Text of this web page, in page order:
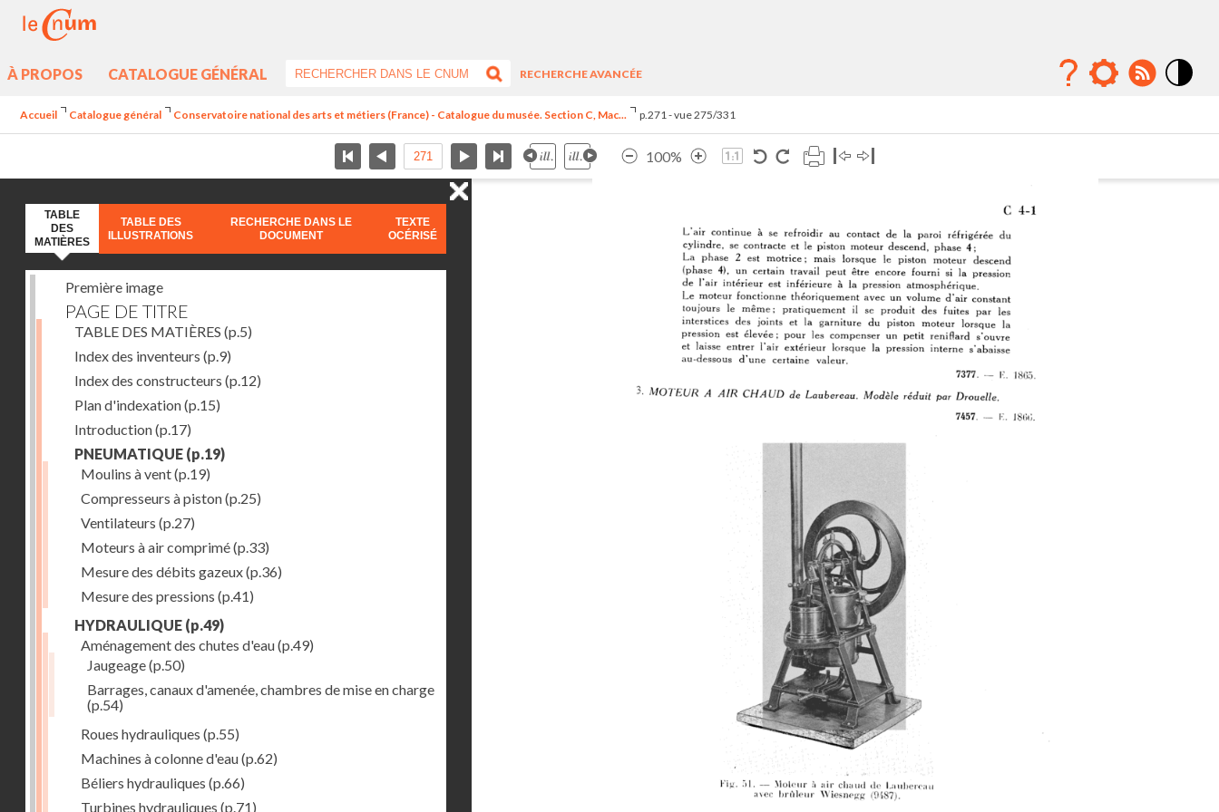
À PROPOS CATALOGUE GÉNÉRAL
RECHERCHE AVANCÉE
Accueil Catalogue général Conservatoire national des arts et métiers (France) - Catalogue du musée. Section C, Mac... p.271 - vue 275/331
100%
TABLE
DES
MATIÈRES
TABLE DES
ILLUSTRATIONS
RECHERCHE DANS LE
DOCUMENT
TEXTE
OCÉRISÉ
Première image
PAGE DE TITRE
TABLE DES MATIÈRES (p.5)
Index des inventeurs (p.9)
Index des constructeurs (p.12)
Plan d'indexation(p.15)
Introduction(p.17)
PNEUMATIQUE (p.19)
Moulins à vent(p.19)
Compresseurs à piston(p.25)
Ventilateurs (p.27)
Moteurs à air comprimé(p.33)
Mesure des débits gazeux(p.36)
Mesure des pressions (p.41)
HYDRAULIQUE (p.49)
Aménagement des chutes d'eau(p.49)
Jaugeage(p.50)
Barrages, canaux d'amenée, chambres de mise en charge
(p.54)
Roues hydrauliques (p.55)
Machines à colonne d'eau(p.62)
Béliers hydrauliques (p.66)
Turbines hydrauliques (p.71)